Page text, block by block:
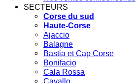
SECTEURS
Corse du sud
Haute-Corse
Ajaccio
Balagne
Bastia et Cap Corse
Bonifacio
Cala Rossa